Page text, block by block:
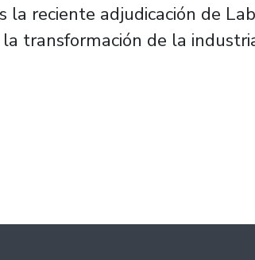
reciente adjudicación de
transformación de la
para impulsar la